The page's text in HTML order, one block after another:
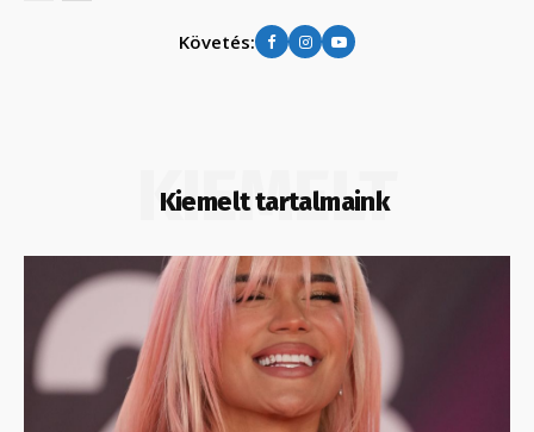
Követés:
Kiemelt tartalmaink
KIEMELT